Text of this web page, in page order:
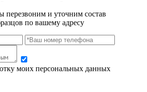
перезвоним и уточним состав
по вашему адресу
моих персональных данных